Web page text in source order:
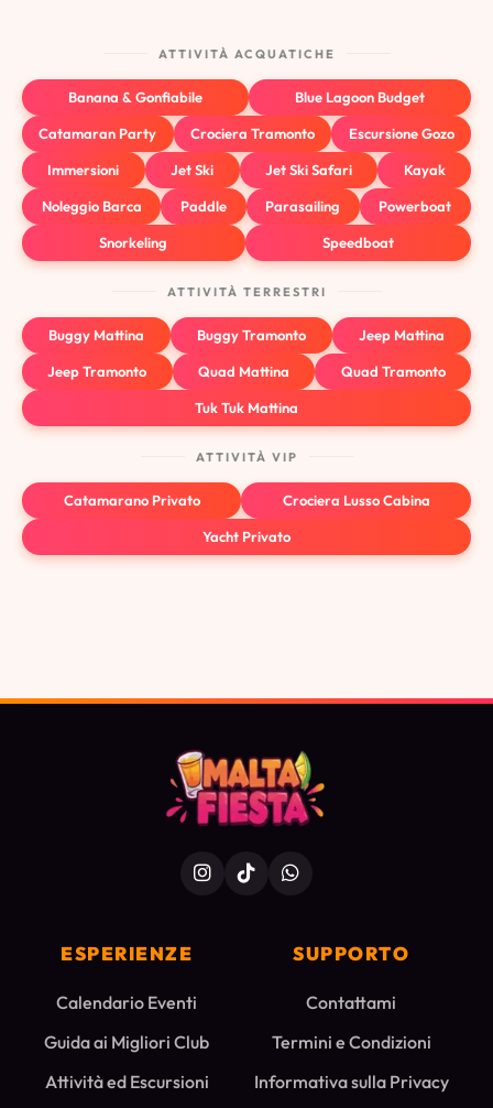
ATTIVITÀ ACQUATICHE
Banana & Gonfiabile Blue Lagoon Budget
Catamaran Party Crociera Tramonto Escursione Gozo
Immersioni Jet Ski Jet Ski Safari Kayak
Noleggio Barca Paddle Parasailing Powerboat
Snorkeling Speedboat
ATTIVITÀ TERRESTRI
Buggy Mattina Buggy Tramonto Jeep Mattina
Jeep Tramonto Quad Mattina Quad Tramonto
Tuk Tuk Mattina
ATTIVITÀ VIP
Catamarano Privato Crociera Lusso Cabina
Yacht Privato
ESPERIENZE
Calendario Eventi
Guida ai Migliori Club
Attività ed Escursioni
SUPPORTO
Contattami
Termini e Condizioni
Informativa sulla Privacy